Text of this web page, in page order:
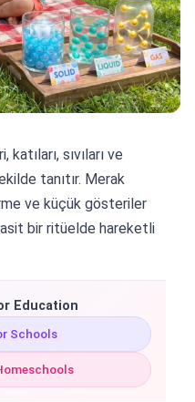
sıvıları ve
tanıtır. Merak
ve küçük gösteriler
bir ritüelde hareketli
Education
Schools